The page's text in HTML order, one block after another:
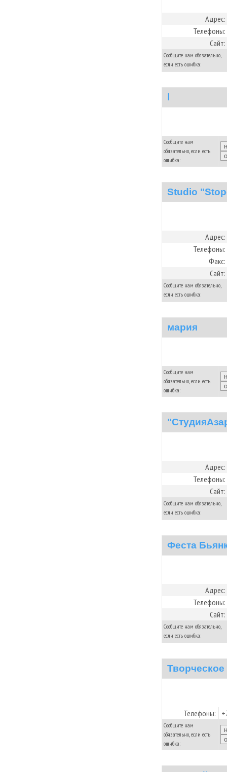
Адрес:
Телефоны:
Сайт:
Сообщите нам обязательно,
если есть ошибка:
Сообщите нам
обязательно, если есть
ошибка:
Studio
Адрес:
Телефоны:
Факс:
Сайт:
Сообщите нам обязательно,
если есть ошибка:
мария
Сообщите нам
обязательно, если есть
ошибка:
Адрес:
Телефоны:
Сайт:
Сообщите нам обязательно,
если есть ошибка:
Феста
Адрес:
Телефоны:
Сайт:
Сообщите нам обязательно,
если есть ошибка:
Телефоны:
Сообщите нам
обязательно, если есть
ошибка: